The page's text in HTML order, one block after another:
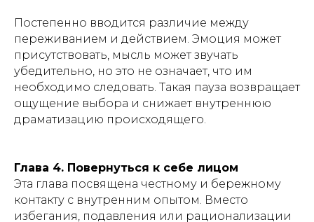
Постепенно вводится различие между
переживанием и действием. Эмоция может
присутствовать, мысль может звучать
убедительно, но это не означает, что им
необходимо следовать. Такая пауза возвращает
ощущение выбора и снижает внутреннюю
драматизацию происходящего.
Глава 4. Повернуться к себе лицом
Эта глава посвящена честному и бережному
контакту с внутренним опытом. Вместо
избегания, подавления или рационализации